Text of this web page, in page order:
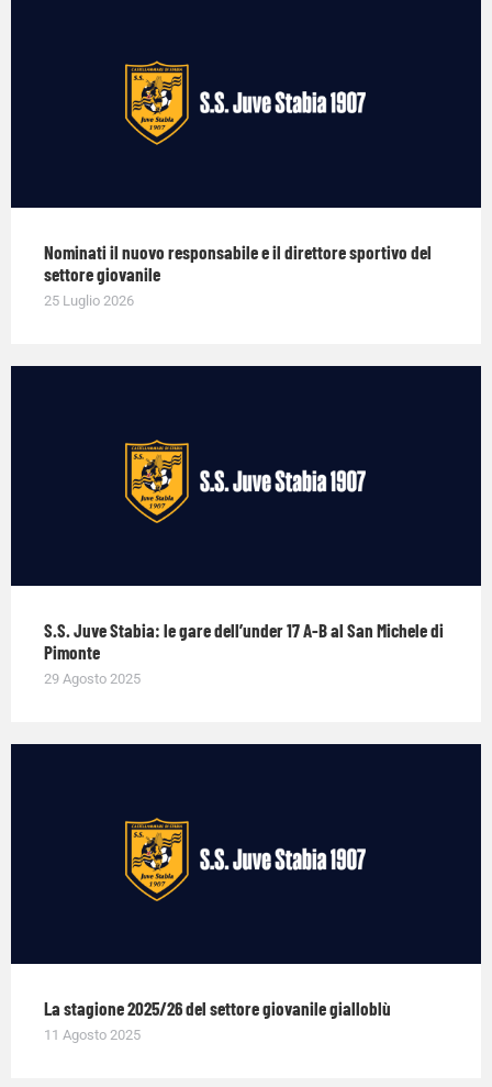
Nominati il nuovo responsabile e il direttore sportivo del
settore giovanile
25 Luglio 2026
S.S. Juve Stabia: le gare dell’under 17 A-B al San Michele di
Pimonte
29 Agosto 2025
La stagione 2025/26 del settore giovanile gialloblù
11 Agosto 2025